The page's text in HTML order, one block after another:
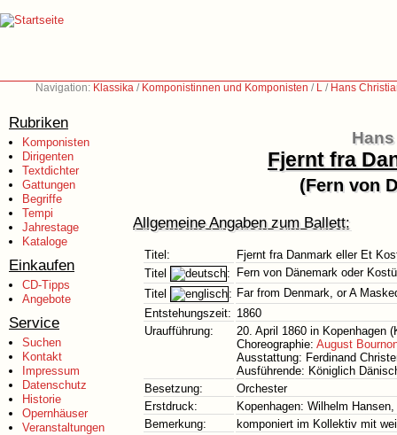
Navigation: Klassika / Komponistinnen und Komponisten / L / Hans
Rubriken
Komponisten
Dirigenten
Textdichter
Gattungen
Begriffe
Tempi
Jahrestage
Kataloge
Einkaufen
CD-Tipps
Angebote
Service
Suchen
Kontakt
Impressum
Datenschutz
Historie
Opernhäuser
Veranstaltungen
Fjernt fra
(Fern von
Allgemeine Angaben zum Ballett:
Titel:
Fjernt fra Danmark eller Et
Titel
:
Fern von Dänemark oder
Titel
: Far from Denmark, or A
Entstehungszeit: 1860
Uraufführung:
20. April 1860 in Kopenhagen
Choreographie: August
Ausstattung: Ferdinand
Ausführende: Königlich
Besetzung:
Orchester
Erstdruck:
Kopenhagen: Wilhelm Hansen,
Bemerkung:
komponiert im Kollektiv mit